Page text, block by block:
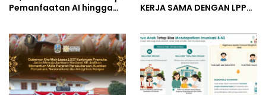
Pemanfaatan AI hingga
KERJA SAMA DENGAN LPPM